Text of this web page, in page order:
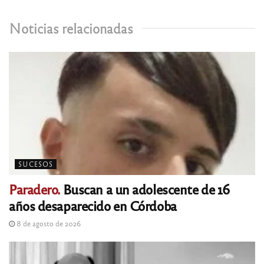
Noticias relacionadas
SUCESOS
Paradero. Buscan a un adolescente de 16
años desaparecido en Córdoba
8 de agosto de 2026